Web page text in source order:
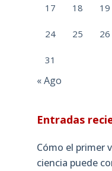
17 18 19
24 25 26
31
« Ago
Entradas
Cómo el primer
ciencia puede